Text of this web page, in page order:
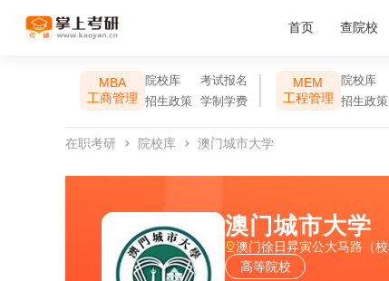
首页 查院校
MBA
工商管理
院校库
考试报名
招生政策
学制学费
MEM
工程管理
院校库
招生政策
在职考研 院校库 澳门城市大学
澳门城市大学
澳门徐日昇寅公大马路（
高等院校